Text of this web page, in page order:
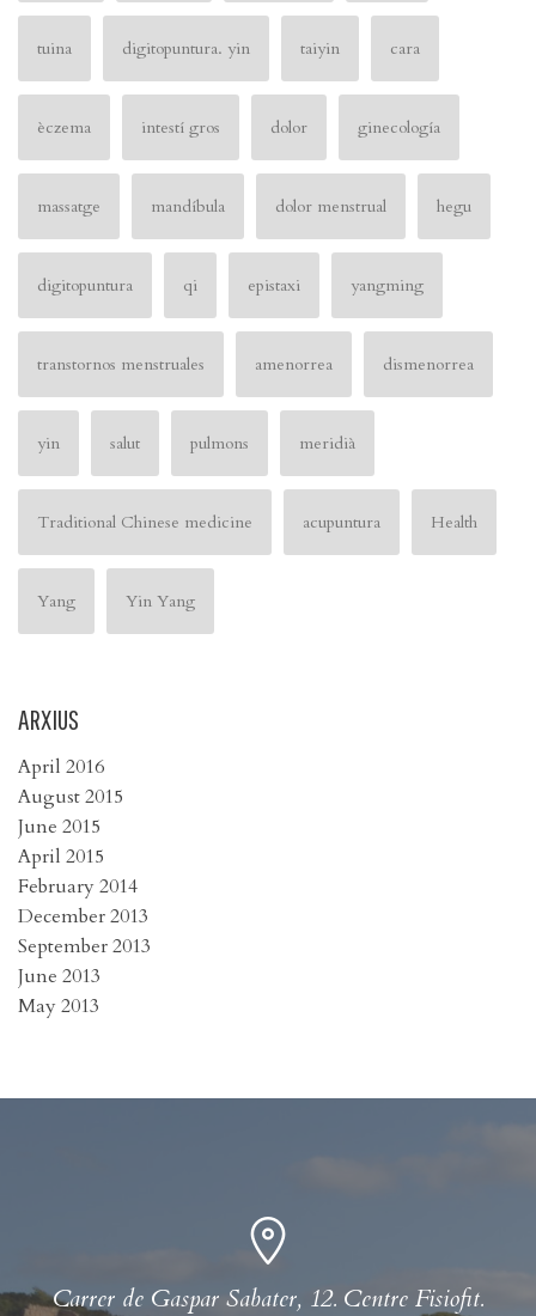
tuina digitopuntura. yin taiyin cara
èczema intestí gros dolor ginecología
massatge mandíbula dolor menstrual hegu
digitopuntura qi epistaxi yangming
transtornos menstruales amenorrea dismenorrea
yin salut pulmons meridià
Traditional Chinese medicine acupuntura Health
Yang Yin Yang
ARXIUS
April 2016
August 2015
June 2015
April 2015
February 2014
December 2013
September 2013
June 2013
May 2013
Carrer de Gaspar Sabater, 12. Centre Fisiofit.